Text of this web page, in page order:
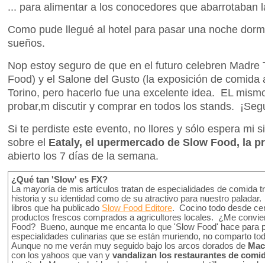
... para alimentar a los conocedores que abarrotaban
Como pude llegué al hotel para pasar una noche
sueños.
Nop estoy seguro de que en el futuro celebren Madre
Food) y el Salone del Gusto (la exposición de
Torino, pero hacerlo fue una excelente idea. EL
probar,m discutir y comprar en todos los stands.
Si te perdiste este evento, no llores y sólo espera mi
sobre el Eataly, el upermercado de Slow Food, la
abierto los 7 días de la semana.
¿Qué tan 'Slow' es FX?
La mayoría de mis artículos tratan de especialidades de comida
historia y su identidad como de su atractivo para nuestro
libros que ha publicado Slow Food Editore. Cocino todo desde
productos frescos comprados a agricultores locales. ¿Me
Food? Bueno, aunque me encanta lo que 'Slow Food' hace para
especialidades culinarias que se están muriendo, no comparto
Aunque no me verán muy seguido bajo los arcos dorados de
con los yahoos que van y vandalizan los restaurantes de